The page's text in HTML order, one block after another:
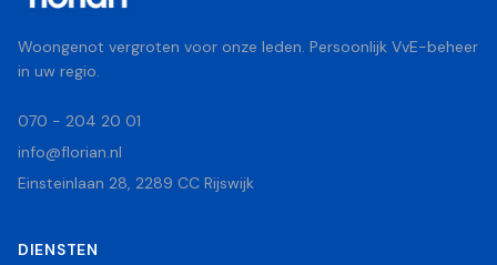
Woongenot vergroten voor onze leden. Persoonlijk VvE-beheer
in uw regio.
070 - 204 20 01
info@florian.nl
Einsteinlaan 28, 2289 CC Rijswijk
DIENSTEN